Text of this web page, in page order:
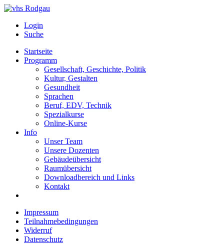
Login
Suche
Startseite
Programm
Gesellschaft, Geschichte, Politik
Kultur, Gestalten
Gesundheit
Sprachen
Beruf, EDV, Technik
Spezialkurse
Online-Kurse
Info
Unser Team
Unsere Dozenten
Gebäudeübersicht
Raumübersicht
Downloadbereich und Links
Kontakt
Impressum
Teilnahmebedingungen
Widerruf
Datenschutz